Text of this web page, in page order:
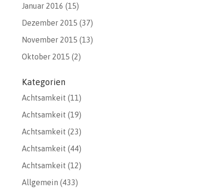
Januar 2016 (15)
Dezember 2015 (37)
November 2015 (13)
Oktober 2015 (2)
Kategorien
Achtsamkeit (11)
Achtsamkeit (19)
Achtsamkeit (23)
Achtsamkeit (44)
Achtsamkeit (12)
Allgemein (433)